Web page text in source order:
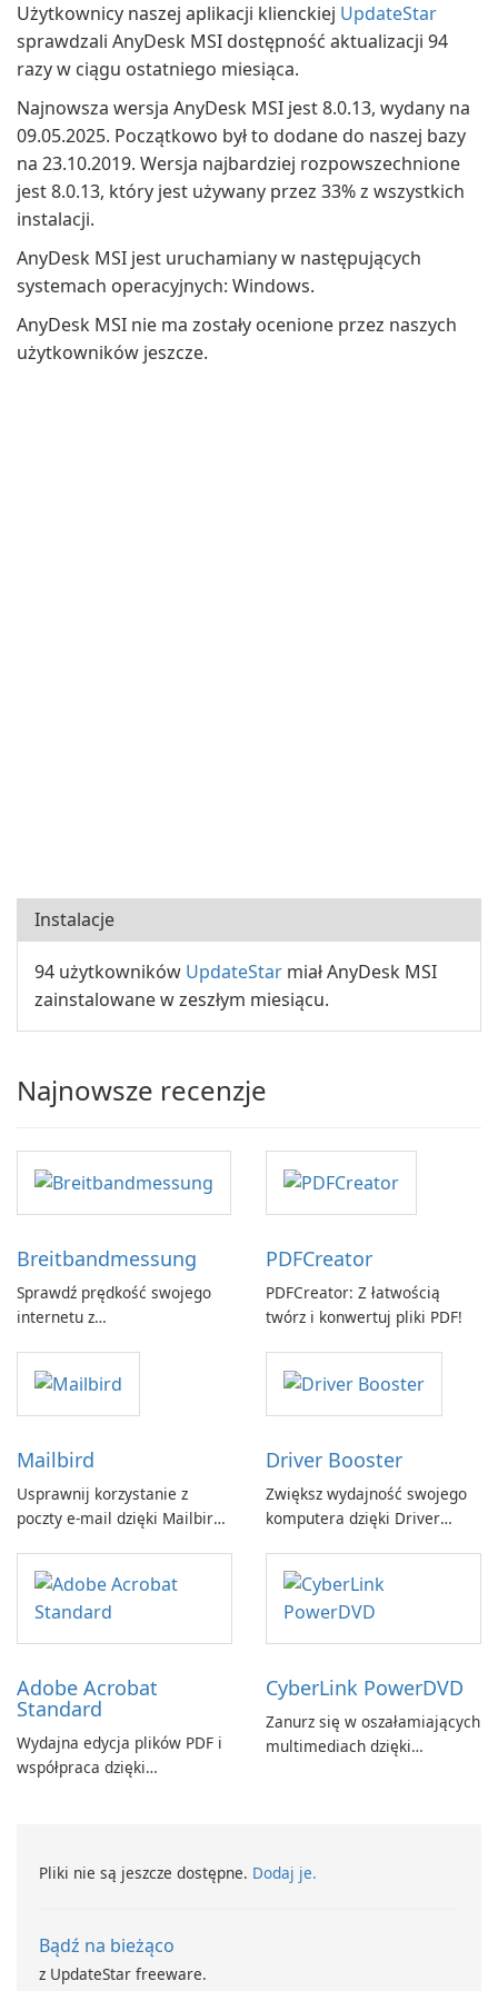
Użytkownicy naszej aplikacji klienckiej UpdateStar
sprawdzali AnyDesk MSI dostępność aktualizacji 94
razy w ciągu ostatniego miesiąca.
Najnowsza wersja AnyDesk MSI jest 8.0.13, wydany na
09.05.2025. Początkowo był to dodane do naszej bazy
na 23.10.2019. Wersja najbardziej rozpowszechnione
jest 8.0.13, który jest używany przez 33% z wszystkich
instalacji.
AnyDesk MSI jest uruchamiany w następujących
systemach operacyjnych: Windows.
AnyDesk MSI nie ma zostały ocenione przez naszych
użytkowników jeszcze.
Instalacje
94 użytkowników UpdateStar miał AnyDesk MSI
zainstalowane w zeszłym miesiącu.
Najnowsze recenzje
Breitbandmessung
Sprawdź prędkość swojego
internetu z
GmbH!
PDFCreator
PDFCreator: Z łatwością
twórz i konwertuj pliki PDF!
Mailbird
Usprawnij korzystanie z
poczty e-mail dzięki Mailbird
Driver Booster
Zwiększ wydajność swojego
komputera dzięki Driver
Adobe Acrobat
Standard
Wydajna edycja plików PDF i
współpraca dzięki
CyberLink PowerDVD
Zanurz się w oszałamiających
multimediach dzięki
Pliki nie są jeszcze dostępne. Dodaj je.
Bądź na bieżąco
z UpdateStar freeware.